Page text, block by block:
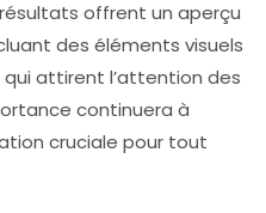
offrent un aperçu
des éléments visuels
attirent l’attention des
continuera à
cruciale pour tout